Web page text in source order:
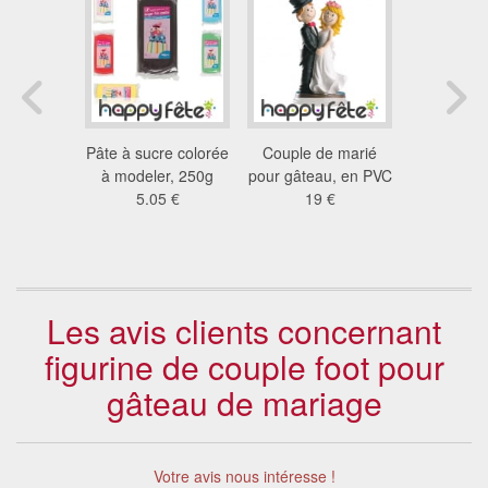
Pâte à sucre colorée
à modeler, 250g
5.05 €
Couple de marié
pour gâteau, en PVC
19 €
Les avis clients concernant
figurine de couple foot pour
gâteau de mariage
Votre avis nous intéresse !